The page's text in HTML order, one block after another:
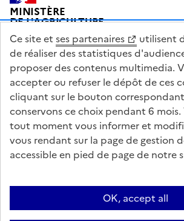
MINISTÈRE
DE L'AGRICULTURE
DE L'AGRO-ALIMENTAIRE
ET DE LA SOUVERAINETÉ
ALIMENTAIRE
legifrance.gouv.fr
info.gouv.fr
service-public.gouv.fr
data.gouv.fr
Questions fréquentes / Contacts
Informations
Mentions légales
Archives presse English
Ce site et ses partenaires
utilisent
de réaliser des statistiques
proposer des contenus multimedia.
accepter ou refuser le dépôt de ces
cliquant sur le bouton
conservons ce choix pendant 6 mois.
tout moment vous informer et
vous rendant sur la page de gestion
accessible en pied de page de notre
OK, accept all